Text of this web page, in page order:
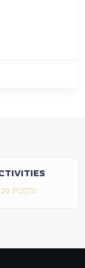
20 POSTS